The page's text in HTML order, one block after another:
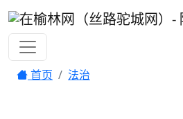
首页 法治